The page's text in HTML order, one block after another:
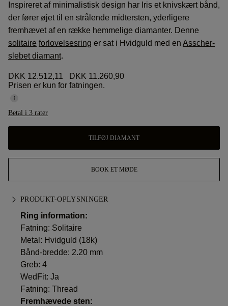
Inspireret af minimalistisk design har Iris et knivskært bånd,
der fører øjet til en strålende midtersten, yderligere
fremhævet af en række hemmelige diamanter. Denne
solitaire forlovelsesring er sat i Hvidguld med en Asscher-
slebet diamant.
DKK 12.512,11
DKK 11.260,90
Prisen er kun for fatningen.
Betal i 3 rater
TILFØJ DIAMANT
BOOK ET MØDE
PRODUKT-OPLYSNINGER
Ring information:
Fatning: Solitaire
Metal: Hvidguld (18k)
Bånd-bredde: 2.20 mm
Greb: 4
WedFit: Ja
Fatning: Thread
Fremhævede sten: